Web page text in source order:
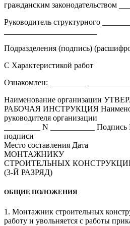
гражданским законодательством
Руководитель структурного
Подразделения (подпись)
С Характеристикой работ
Ознакомлен: _________
Наименование организации
РАБОЧАЯ ИНСТРУКЦИЯ
руководителя организации
_________ N ___________
подписи
Место составления Дата
МОНТАЖНИКУ
СТРОИТЕЛЬНЫХ
(3-Й РАЗРЯД)
ОБЩИЕ ПОЛОЖЕНИЯ
1. Монтажник строительных
работу и увольняется с работы